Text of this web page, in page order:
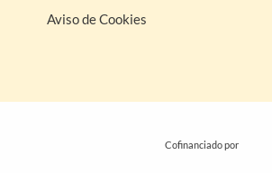
Aviso de Cookies
Cofinanciado por